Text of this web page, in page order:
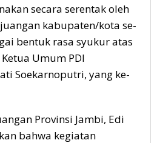
secara serentak oleh
kabupaten/kota se-
bentuk rasa syukur atas
Umum PDI
Soekarnoputri, yang ke-
Provinsi Jambi, Edi
bahwa kegiatan